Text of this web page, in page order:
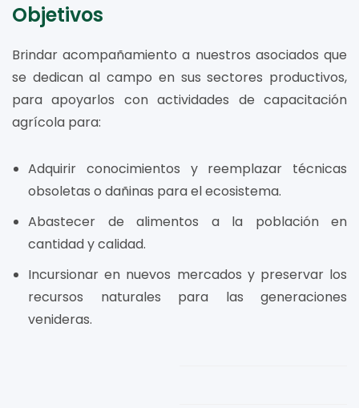
Objetivos
Brindar acompañamiento a nuestros asociados que
se dedican al campo en sus sectores productivos,
para apoyarlos con actividades de capacitación
agrícola para:
Adquirir conocimientos y reemplazar técnicas
obsoletas o dañinas para el ecosistema.
Abastecer de alimentos a la población en
cantidad y calidad.
Incursionar en nuevos mercados y preservar los
recursos naturales para las generaciones
venideras.